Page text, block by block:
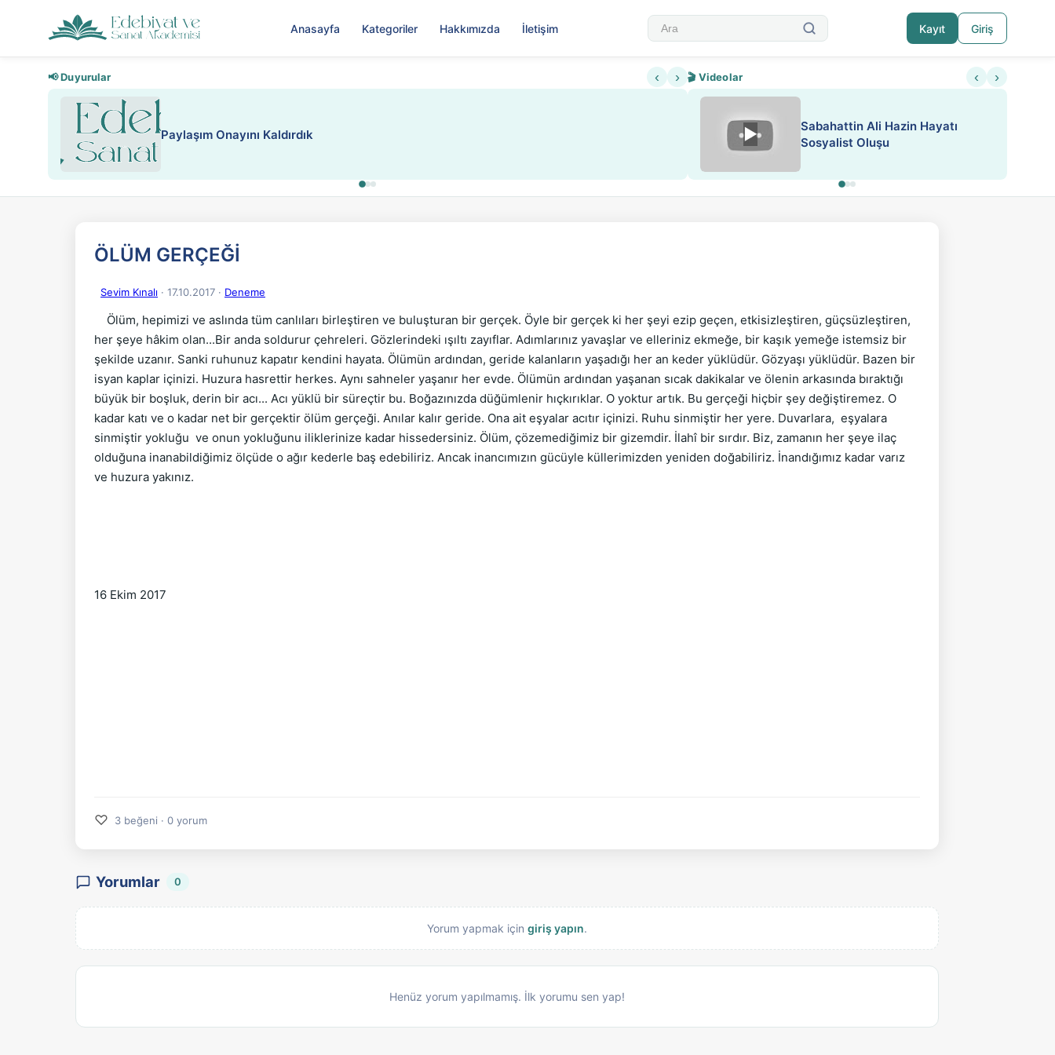
Anasayfa Kategoriler Hakkımızda İletişim Kayıt Giriş
📢 Duyurular ‹ ›
Paylaşım Onayını Kaldırdık Nadir içeriklere kısıtlama ve kredi sistemi
🎬 Videolar ‹ ›
▶
Sabahattin Ali Hazin Hayatı
Sosyalist Oluşu
ÖLÜM GERÇEĞİ
Sevim Kınalı · 17.10.2017 · Deneme
Ölüm, hepimizi ve aslında tüm canlıları birleştiren ve buluşturan bir gerçek. Öyle bir gerçek ki her şeyi ezip geçen, etkisizleştiren, güçsüzleştiren,
her şeye hâkim olan...Bir anda soldurur çehreleri. Gözlerindeki ışıltı zayıflar. Adımlarınız yavaşlar ve elleriniz ekmeğe, bir kaşık yemeğe istemsiz bir
şekilde uzanır. Sanki ruhunuz kapatır kendini hayata. Ölümün ardından, geride kalanların yaşadığı her an keder yüklüdür. Gözyaşı yüklüdür. Bazen bir
isyan kaplar içinizi. Huzura hasrettir herkes. Aynı sahneler yaşanır her evde. Ölümün ardından yaşanan sıcak dakikalar ve ölenin arkasında bıraktığı
büyük bir boşluk, derin bir acı... Acı yüklü bir süreçtir bu. Boğazınızda düğümlenir hıçkırıklar. O yoktur artık. Bu gerçeği hiçbir şey değiştiremez. O
kadar katı ve o kadar net bir gerçektir ölüm gerçeği. Anılar kalır geride. Ona ait eşyalar acıtır içinizi. Ruhu sinmiştir her yere. Duvarlara,  eşyalara
sinmiştir yokluğu  ve onun yokluğunu iliklerinize kadar hissedersiniz. Ölüm, çözemediğimiz bir gizemdir. İlahî bir sırdır. Biz, zamanın her şeye ilaç
olduğuna inanabildiğimiz ölçüde o ağır kederle baş edebiliriz. Ancak inancımızın gücüyle küllerimizden yeniden doğabiliriz. İnandığımız kadar varız
ve huzura yakınız.
16 Ekim 2017
♡ 3 beğeni · 0 yorum
Yorumlar 0
Yorum yapmak için giriş yapın.
Henüz yorum yapılmamış. İlk yorumu sen yap!